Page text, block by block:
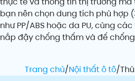
bạn nên chọn dung tích phù hợp
như PP/ABS hoặc da PU, cùng
nắp đậy chống thấm và đế
Trang chủ Nội thất ô tô